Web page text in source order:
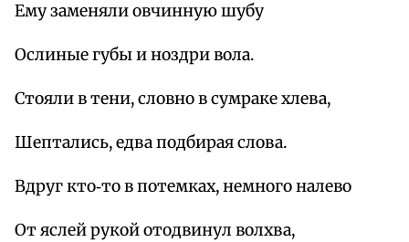
Ему заменяли овчинную шубу
Ослиные губы и ноздри вола.
Стояли в тени, словно в сумраке хлева,
Шептались, едва подбирая слова.
Вдруг кто‑то в потемках, немного налево
От яслей рукой отодвинул волхва,